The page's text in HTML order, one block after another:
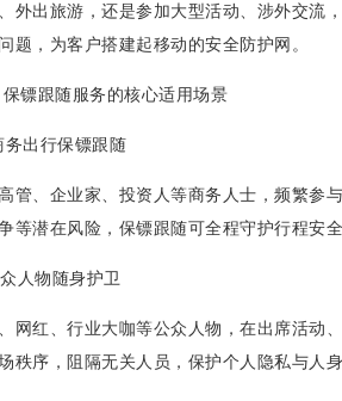
外出旅游，还是参加大型活动、涉外交流
题，为客户搭建起移动的安全防护网。
保镖跟随服务的核心适用场景
务出行保镖跟随
管、企业家、投资人等商务人士，频繁参
等潜在风险，保镖跟随可全程守护行程安
人物随身护卫
网红、行业大咖等公众人物，在出席活动
秩序，阻隔无关人员，保护个人隐私与人身